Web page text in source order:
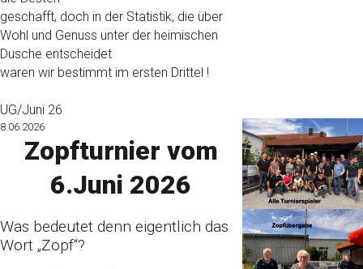
geschafft, doch in der Statistik, die über
Wohl und Genuss unter der heimischen
Dusche entscheidet
waren wir bestimmt im ersten Drittel !
UG/Juni 26
8.06.2026
Zopfturnier vom
6.Juni 2026
Was bedeutet denn eigentlich das
Wort „Zopf“?